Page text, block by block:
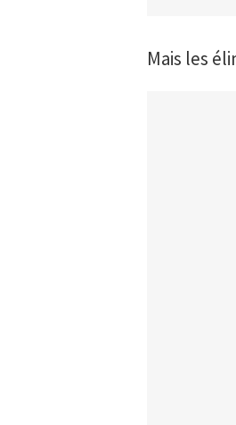
Mais les